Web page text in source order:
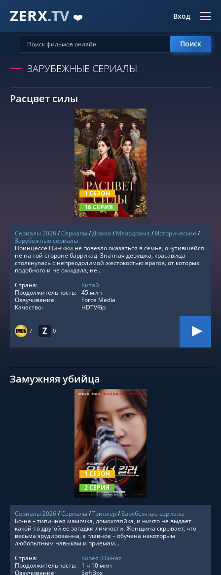
ZERX.TV ❤️ Вход
Поиск
ЗАРУБЕЖНЫЕ СЕРИАЛЫ
Расцвет силы
1 СЕЗОН
16 СЕРИЯ
СМОТРЕТЬ ОНЛАЙН
Сериалы 2026/Сериалы/Драма / Мелодрама / Исторические /
Зарубежные сериалы
7 0
Принцессе Цинчжи не повезло оказаться в семье, очутившейся
не на той стороне баррикад. Знатная девушка, красавица
столкнулась с непреодолимой жестокостью врагов, от которых
подобного и не ожидала, не...
Страна:
Китай
Продолжительность: 45 мин
Озвучивание:
Force Media
Качество:
HDTVRip
Замужняя убийца
1 СЕЗОН
2 СЕРИЯ
СМОТРЕТЬ ОНЛАЙН
Сериалы 2026/Сериалы/Триллер/Зарубежные сериалы
Бо-на – типичная мамочка, домохозяйка, и ничто не выдает
какой-то другой ее загадки личности. Женщина скрывает, что
весьма эрудированна, а главное – обучена некоторым
любопытным навыкам и приемам...
Страна:
Корея Южная
Продолжительность:
1 ч 10 мин
Озвучивание:
SoftBox